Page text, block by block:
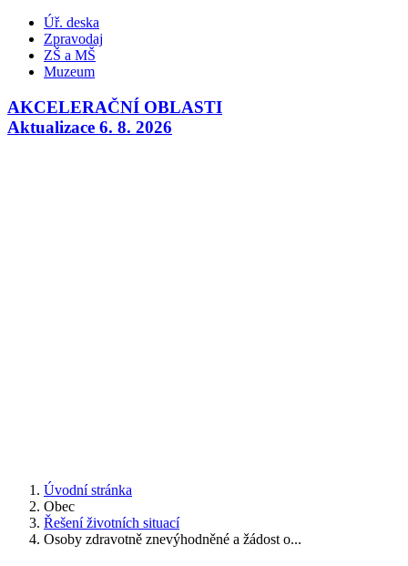
Úř. deska
Zpravodaj
ZŠ a MŠ
Muzeum
AKCELERAČNÍ OBLASTI
Aktualizace 6. 8. 2026
Úvodní stránka
Obec
Řešení životních situací
Osoby zdravotně znevýhodněné a žádost o...